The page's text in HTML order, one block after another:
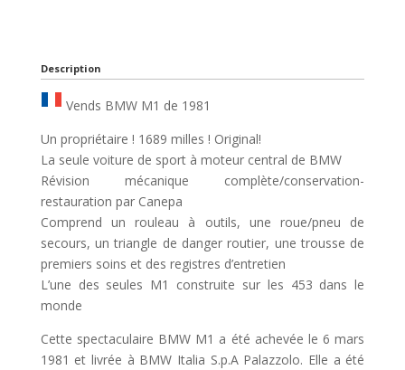
Description
Vends BMW M1 de 1981
Un propriétaire ! 1689 milles ! Original!
La seule voiture de sport à moteur central de BMW
Révision mécanique complète/conservation-
restauration par Canepa
Comprend un rouleau à outils, une roue/pneu de
secours, un triangle de danger routier, une trousse de
premiers soins et des registres d’entretien
L’une des seules M1 construite sur les 453 dans le
monde
Cette spectaculaire BMW M1 a été achevée le 6 mars
1981 et livrée à BMW Italia S.p.A Palazzolo. Elle a été